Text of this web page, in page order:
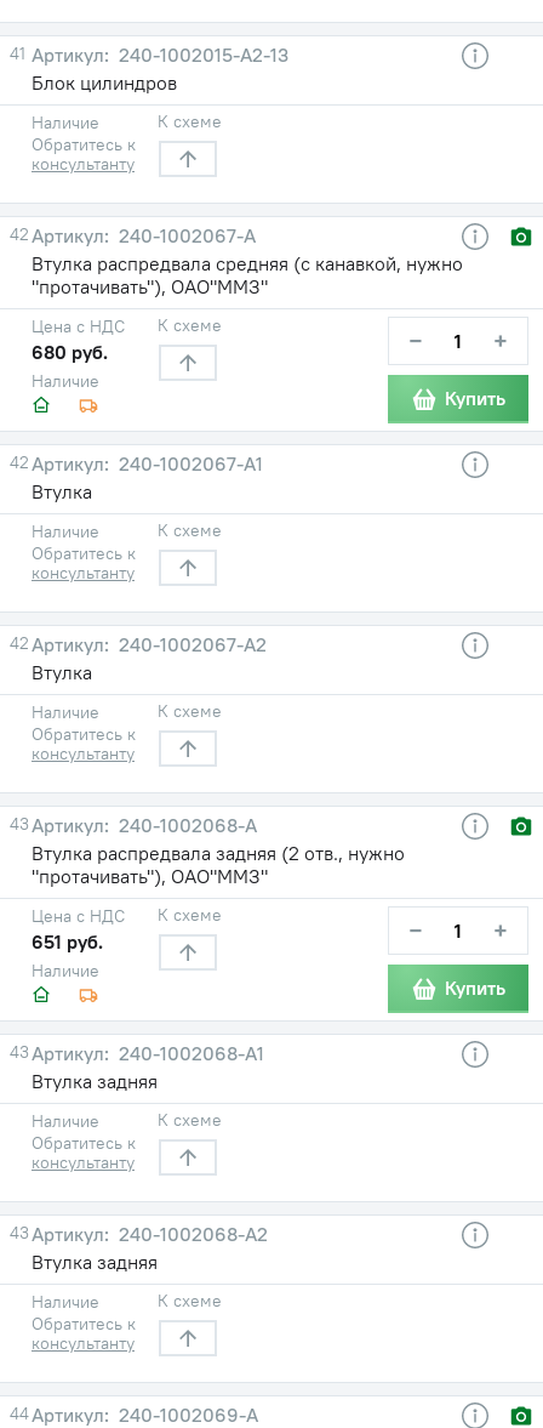
41
240-1002015-А2-13
Блок цилиндров
Наличие
Обратитесь к
консультанту
К схеме
42
240-1002067-А
Втулка распредвала средняя (с канавкой, нужно
"протачивать"), ОАО"ММЗ"
Наличие
Цена с НДС
680 руб.
К схеме − +
Купить
42
240-1002067-А1
Втулка
Наличие
Обратитесь к
консультанту
К схеме
42
240-1002067-А2
Втулка
Наличие
Обратитесь к
консультанту
К схеме
43
240-1002068-А
Втулка распредвала задняя (2 отв., нужно
"протачивать"), ОАО"ММЗ"
Наличие
Цена с НДС
651 руб.
К схеме − +
Купить
43
240-1002068-А1
Втулка задняя
Наличие
Обратитесь к
консультанту
К схеме
43
240-1002068-А2
Втулка задняя
Наличие
Обратитесь к
консультанту
К схеме
44
240-1002069-А